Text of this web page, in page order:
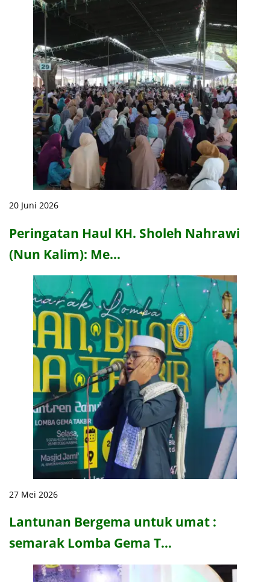
20 Juni 2026
Peringatan Haul KH. Sholeh Nahrawi
(Nun Kalim): Me…
27 Mei 2026
Lantunan Bergema untuk umat :
semarak Lomba Gema T…